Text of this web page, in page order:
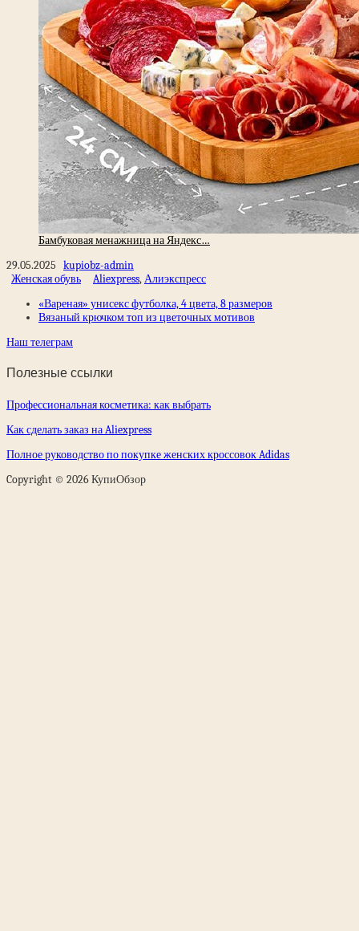
Бамбуковая менажница на Яндекс…
29.05.2025 kupiobz-admin
Женская обувь
Aliexpress,Алиэкспресс
«Вареная» унисекс футболка, 4 цвета, 8 размеров
Вязаный крючком топ из цветочных мотивов
Наш телеграм
Полезные ссылки
Профессиональная косметика: как выбрать
Как сделать заказ на Aliexpress
Полное руководство по покупке женских кроссовок Adidas
Copyright © 2026 КупиОбзор